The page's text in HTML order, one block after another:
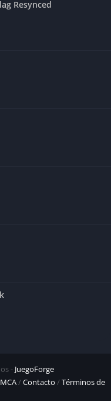
Resynced
- JuegoForge
/Contacto /Términos de